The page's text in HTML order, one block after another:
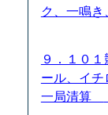
ク、一鳴
９．１０
ール、イチ
一局清算